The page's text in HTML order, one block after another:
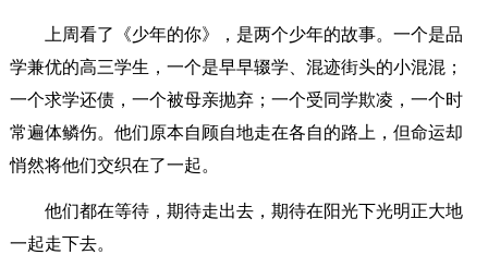
上周看了《少年的你》，是两个少年的故事。一个是品
学兼优的高三学生，一个是早早辍学、混迹街头的小混混；
一个求学还债，一个被母亲抛弃；一个受同学欺凌，一个时
常遍体鳞伤。他们原本自顾自地走在各自的路上，但命运却
悄然将他们交织在了一起。
他们都在等待，期待走出去，期待在阳光下光明正大地
一起走下去。